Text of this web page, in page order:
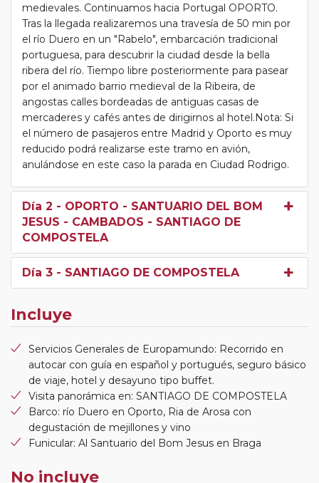
medievales. Continuamos hacia Portugal OPORTO.
Tras la llegada realizaremos una travesía de 50 min por
el río Duero en un "Rabelo", embarcación tradicional
portuguesa, para descubrir la ciudad desde la bella
ribera del río. Tiempo libre posteriormente para pasear
por el animado barrio medieval de la Ribeira, de
angostas calles bordeadas de antiguas casas de
mercaderes y cafés antes de dirigirnos al hotel.Nota: Si
el número de pasajeros entre Madrid y Oporto es muy
reducido podrá realizarse este tramo en avión,
anulándose en este caso la parada en Ciudad Rodrigo.
Día 2 - OPORTO - SANTUARIO DEL BOM
JESUS - CAMBADOS - SANTIAGO DE
COMPOSTELA
Día 3 - SANTIAGO DE COMPOSTELA
Incluye
Servicios Generales de Europamundo: Recorrido en
autocar con guía en español y portugués, seguro básico
de viaje, hotel y desayuno tipo buffet.
Visita panorámica en: SANTIAGO DE COMPOSTELA
Barco: río Duero en Oporto, Ria de Arosa con
degustación de mejillones y vino
Funicular: Al Santuario del Bom Jesus en Braga
No incluye